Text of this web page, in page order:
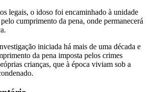
legais, o idoso foi encaminhado à unidade
cumprimento da pena, onde permanecerá
iniciada há mais de uma década e
da pena imposta pelos crimes
crianças, que à época viviam sob a